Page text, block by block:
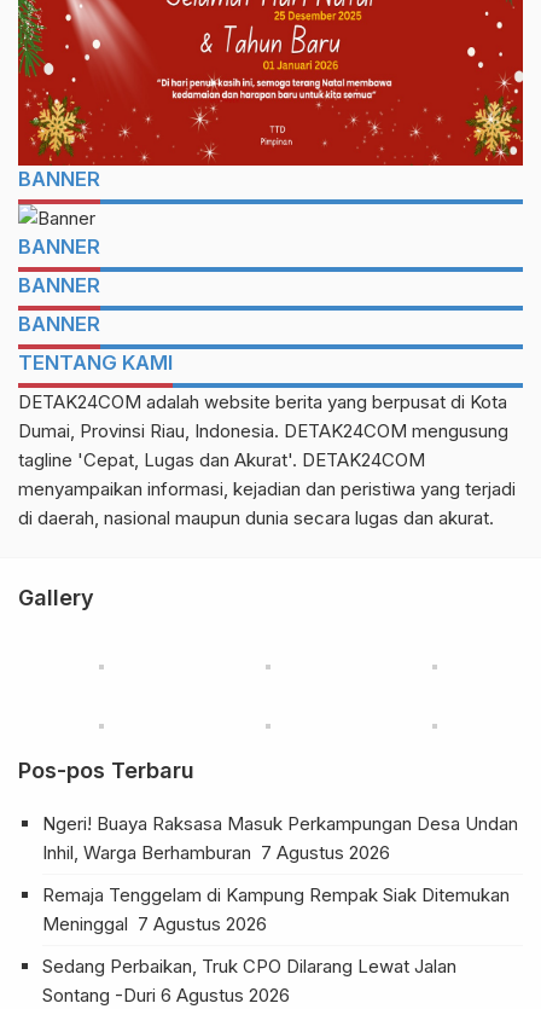
BANNER
BANNER
BANNER
BANNER
TENTANG KAMI
DETAK24COM adalah website berita yang berpusat di Kota
Dumai, Provinsi Riau, Indonesia. DETAK24COM mengusung
tagline 'Cepat, Lugas dan Akurat'. DETAK24COM
menyampaikan informasi, kejadian dan peristiwa yang terjadi
di daerah, nasional maupun dunia secara lugas dan akurat.
Gallery
Pos-pos Terbaru
Ngeri! Buaya Raksasa Masuk Perkampungan Desa Undan
Inhil, Warga Berhamburan 7 Agustus 2026
Remaja Tenggelam di Kampung Rempak Siak Ditemukan
Meninggal 7 Agustus 2026
Sedang Perbaikan, Truk CPO Dilarang Lewat Jalan
Sontang -Duri 6 Agustus 2026